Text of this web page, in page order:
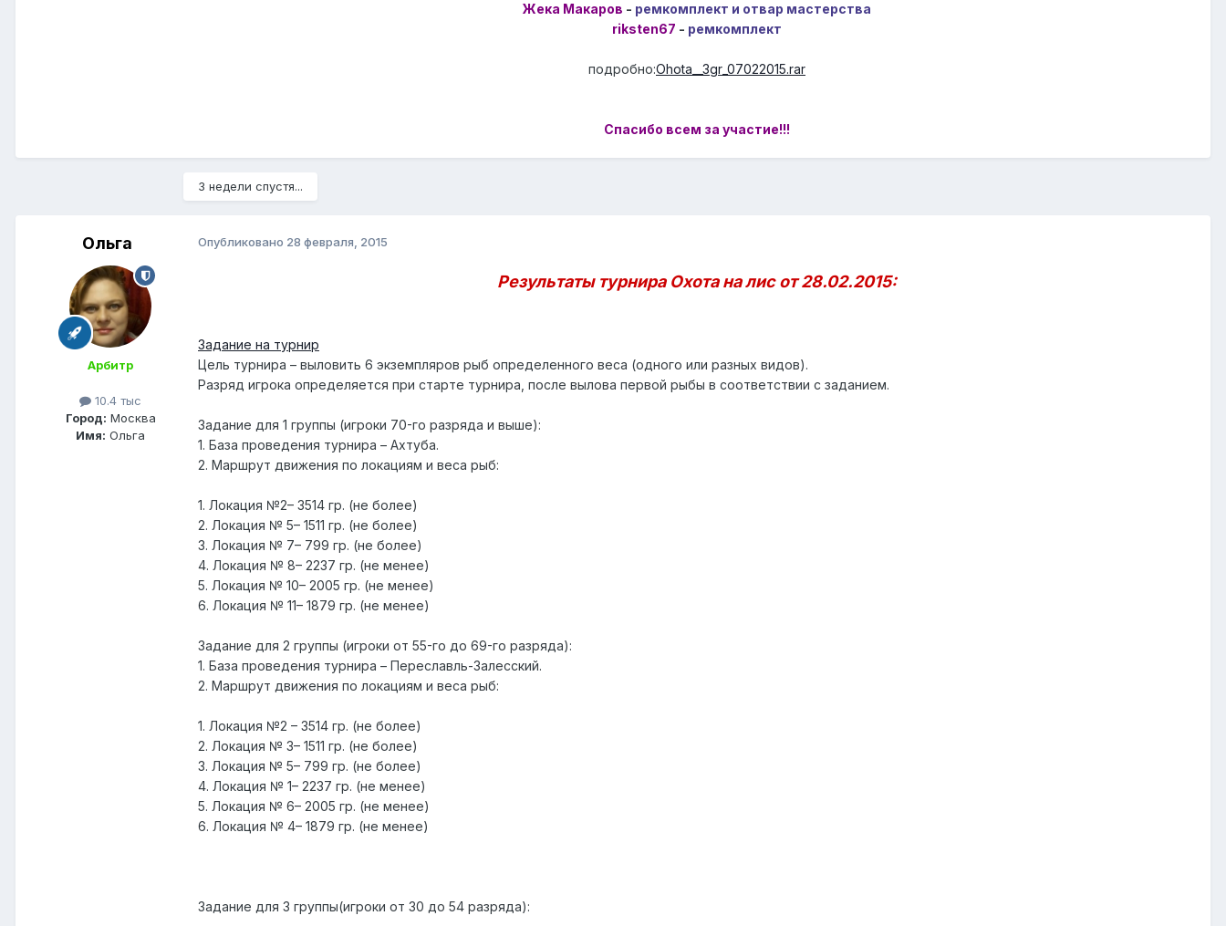
Жека Макаров - ремкомплект и отвар мастерства
riksten67 - ремкомплект
подробно:Ohota__3gr_07022015.rar
Спасибо всем за участие!!!
3 недели спустя...
Ольга
Арбитр
10.4 тыс
Город: Москва
Имя: Ольга
Опубликовано 28 февраля, 2015
Результаты турнира Охота на лис от 28.02.2015:
Задание на турнир
Цель турнира – выловить 6 экземпляров рыб определенного веса (одного или разных видов).
Разряд игрока определяется при старте турнира, после вылова первой рыбы в соответствии с заданием.
Задание для 1 группы (игроки 70-го разряда и выше):
1. База проведения турнира – Ахтуба.
2. Маршрут движения по локациям и веса рыб:
1. Локация №2– 3514 гр. (не более)
2. Локация № 5– 1511 гр. (не более)
3. Локация № 7– 799 гр. (не более)
4. Локация № 8– 2237 гр. (не менее)
5. Локация № 10– 2005 гр. (не менее)
6. Локация № 11– 1879 гр. (не менее)
Задание для 2 группы (игроки от 55-го до 69-го разряда):
1. База проведения турнира – Переславль-Залесский.
2. Маршрут движения по локациям и веса рыб:
1. Локация №2 – 3514 гр. (не более)
2. Локация № 3– 1511 гр. (не более)
3. Локация № 5– 799 гр. (не более)
4. Локация № 1– 2237 гр. (не менее)
5. Локация № 6– 2005 гр. (не менее)
6. Локация № 4– 1879 гр. (не менее)
Задание для 3 группы(игроки от 30 до 54 разряда):